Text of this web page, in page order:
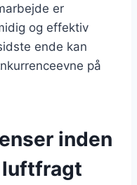
er
og effektiv
ende kan
på
inden